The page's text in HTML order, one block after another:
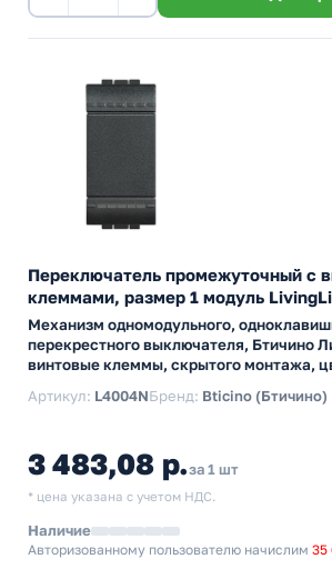
Переключатель промежуточный с
клеммами, размер 1 модуль
Механизм одномодульного,
перекрестного выключателя, Бтичино
винтовые клеммы, скрытого монтажа,
Артикул: L4004NБренд: Bticino (Бтичино)
3 483,08 р.за 1 шт
* цена указана с учетом НДС.
Наличие
Авторизованному пользователю начислим 35